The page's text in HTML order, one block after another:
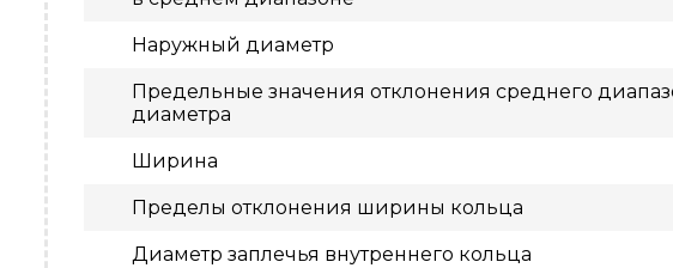
Наружный диаметр
Предельные значения отклонения среднего
диаметра
Ширина
Пределы отклонения ширины кольца
Диаметр заплечья внутреннего кольца